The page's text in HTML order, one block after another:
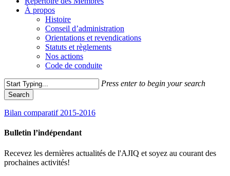
À propos
Histoire
Conseil d’administration
Orientations et revendications
Statuts et règlements
Nos actions
Code de conduite
Press enter to begin your search
Search
Search
Bilan comparatif 2015-2016
Bulletin l’indépendant
Recevez les dernières actualités de l'AJIQ et soyez au courant des
prochaines activités!